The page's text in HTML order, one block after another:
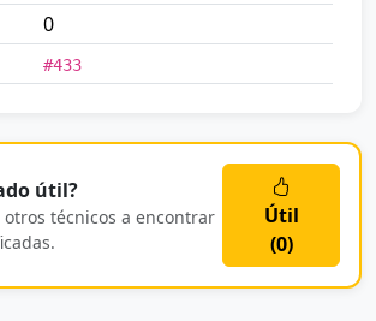
0
#433
útil?
otros técnicos a encontrar
Útil
(0)